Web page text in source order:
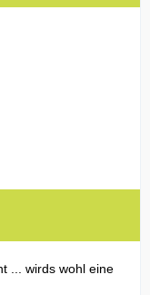
... wirds wohl eine